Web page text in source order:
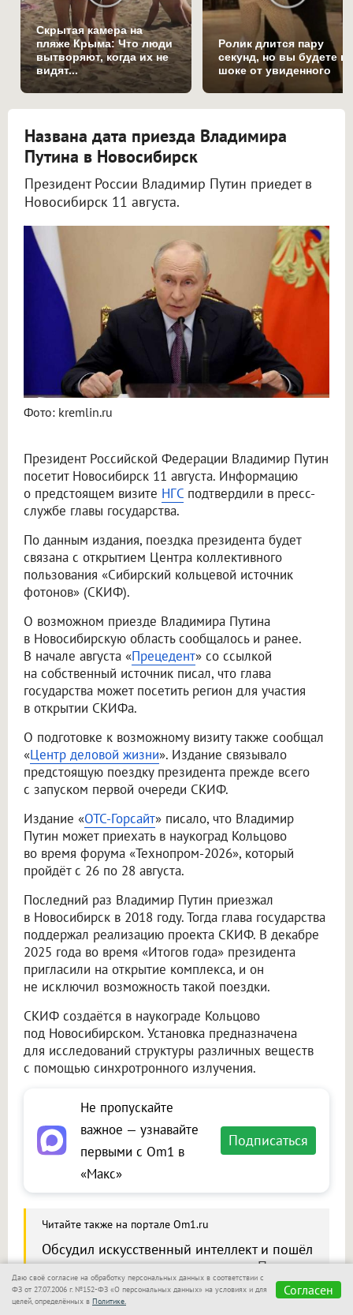
Скрытая камера на
пляже Крыма: Что люди
вытворяют, когда их не
видят...
Ролик длится пару
секунд, но вы будете в
шоке от увиденного
Названа дата приезда Владимира
Путина в Новосибирск
Президент России Владимир Путин приедет в
Новосибирск 11 августа.
Фото: kremlin.ru
Президент Российской Федерации Владимир Путин
посетит Новосибирск 11 августа. Информацию
о предстоящем визите НГС подтвердили в пресс-
службе главы государства.
По данным издания, поездка президента будет
связана с открытием Центра коллективного
пользования «Сибирский кольцевой источник
фотонов» (СКИФ).
О возможном приезде Владимира Путина
в Новосибирскую область сообщалось и ранее.
В начале августа «Прецедент» со ссылкой
на собственный источник писал, что глава
государства может посетить регион для участия
в открытии СКИФа.
О подготовке к возможному визиту также сообщал
«Центр деловой жизни». Издание связывало
предстоящую поездку президента прежде всего
с запуском первой очереди СКИФ.
Издание «ОТС-Горсайт» писало, что Владимир
Путин может приехать в наукоград Кольцово
во время форума «Технопром-2026», который
пройдёт с 26 по 28 августа.
Последний раз Владимир Путин приезжал
в Новосибирск в 2018 году. Тогда глава государства
поддержал реализацию проекта СКИФ. В декабре
2025 года во время «Итогов года» президента
пригласили на открытие комплекса, и он
не исключил возможность такой поездки.
СКИФ создаётся в наукограде Кольцово
под Новосибирском. Установка предназначена
для исследований структуры различных веществ
с помощью синхротронного излучения.
Не пропускайте
важное — узнавайте
первыми с Om1 в
«Макс»
Подписаться
Читайте также на портале Om1.ru
Обсудил искусственный интеллект и пошёл
в школу — вспоминаем, что делал Путин
в Новосибирске в 2018 году
Даю своё согласие на обработку персональных данных в соответствии с
ФЗ от 27.07.2006 г. №152-ФЗ «О персональных данных» на условиях и для
целей, определённых в Политике.
Согласен